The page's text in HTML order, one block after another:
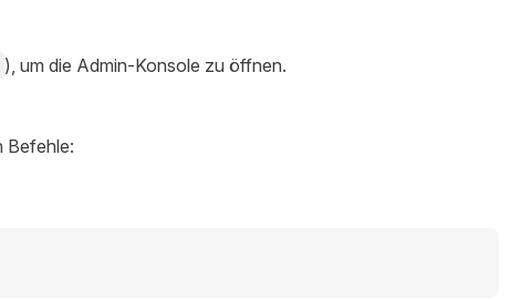
), um die Admin-Konsole zu öffnen.
Befehle: